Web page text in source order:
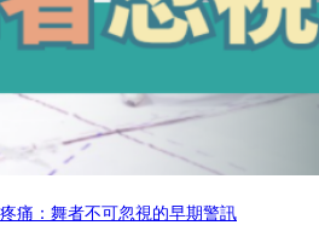
痛：舞者不可忽視的早期警訊